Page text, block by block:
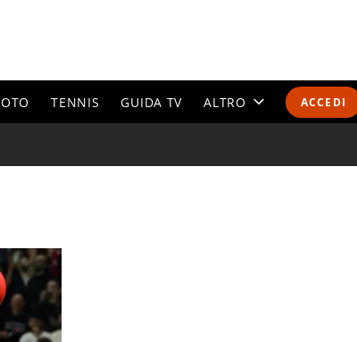
ACCEDI
TENNIS GUIDA TV ALTRO